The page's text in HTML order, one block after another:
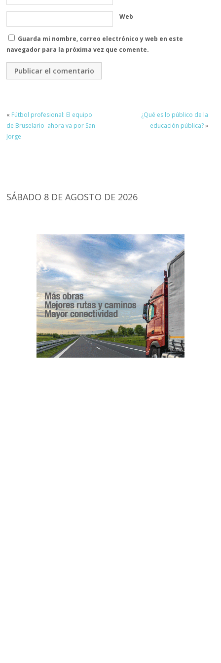
Web
Guarda mi nombre, correo electrónico y web en este
navegador para la próxima vez que comente.
« Fútbol profesional: El equipo
de Bruselario ahora va por San
Jorge
¿Qué es lo público de la
educación pública?»
SÁBADO 8 DE AGOSTO DE 2026